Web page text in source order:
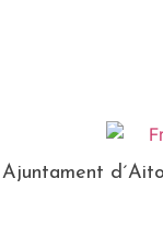
Ajuntament